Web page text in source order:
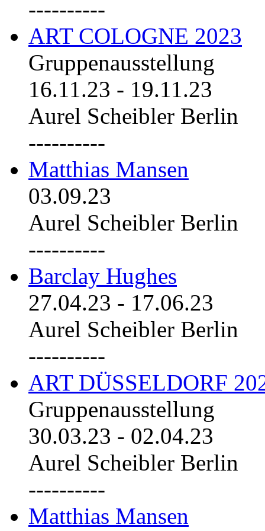
----------
ART COLOGNE 2023
Gruppenausstellung
16.11.23 - 19.11.23
Aurel Scheibler Berlin
----------
Matthias Mansen
03.09.23
Aurel Scheibler Berlin
----------
Barclay Hughes
27.04.23 - 17.06.23
Aurel Scheibler Berlin
----------
ART DÜSSELDORF
Gruppenausstellung
30.03.23 - 02.04.23
Aurel Scheibler Berlin
----------
Matthias Mansen